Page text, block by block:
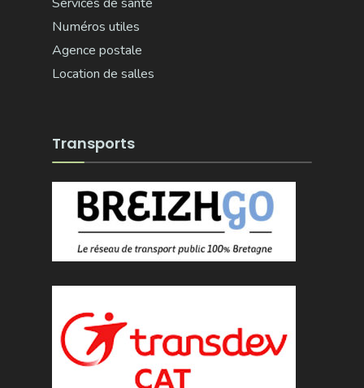
Numéros utiles
Agence postale
Location de salles
Transports